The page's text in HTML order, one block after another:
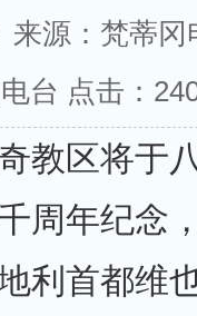
来源：梵蒂
台 点击：
教区将于
周年纪念
利首都维